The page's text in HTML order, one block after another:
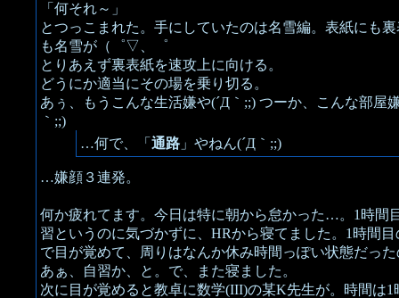
「何それ～」
とつっこまれた。手にしていたのは名雪編。表紙にも
も名雪が（゜▽、゜
とりあえず裏表紙を速攻上に向ける。
どうにか適当にその場を乗り切る。
あぅ、もうこんな生活嫌や(´Д｀;;) つーか、こんな部屋
｀;;)
…何で、「 通路 」やねん(´Д｀;;)
…嫌顔３連発。
何か疲れてます。今日は特に朝から怠かった…。1時間
習というのに気づかずに、HRから寝てました。1時間目
で目が覚めて、周りはなんか休み時間っぽい状態だっ
あぁ、自習か、と。で、また寝ました。
次に目が覚めると教卓に数学(III)の某K先生が。時間は1